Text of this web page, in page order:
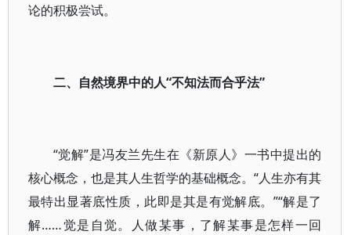
论的积极尝试。
二、自然境界中的人“不知法而合乎法”
“觉解”是冯友兰先生在《新原人》一书中提出的
核心概念，也是其人生哲学的基础概念。“人生亦有其
最特出显著底性质，此即是其是有觉解底。”“解是了
解……觉是自觉。人做某事，了解某事是怎样一回